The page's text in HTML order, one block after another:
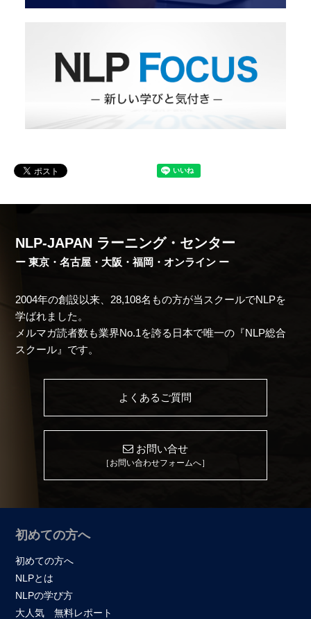
NLP-JAPAN ラーニング・センター
ー 東京・名古屋・大阪・福岡・オンライン ー
2004年の創設以来、28,108名もの方が当スクールでNLPを
学ばれました。
メルマガ読者数も業界No.1を誇る日本で唯一の『NLP総合
スクール』です。
よくあるご質問
お問い合せ
［お問い合わせフォームへ］
初めての方へ
初めての方へ
NLPとは
NLPの学び方
大人気 無料レポート